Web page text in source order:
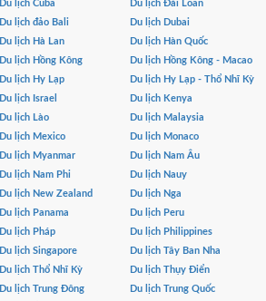
Du lịch Cuba
Du lịch Đài Loan
Du lịch đảo Bali
Du lịch Dubai
Du lịch Hà Lan
Du lịch Hàn Quốc
Du lịch Hồng Kông
Du lịch Hồng Kông - Macao
Du lịch Hy Lạp
Du lịch Hy Lạp - Thổ Nhĩ Kỳ
Du lịch Israel
Du lịch Kenya
Du lịch Lào
Du lịch Malaysia
Du lịch Mexico
Du lịch Monaco
Du lịch Myanmar
Du lịch Nam Âu
Du lịch Nam Phi
Du lịch Nauy
Du lịch New Zealand
Du lịch Nga
Du lịch Panama
Du lịch Peru
Du lịch Pháp
Du lịch Philippines
Du lịch Singapore
Du lịch Tây Ban Nha
Du lịch Thổ Nhĩ Kỳ
Du lịch Thụy Điển
Du lịch Trung Đông
Du lịch Trung Quốc